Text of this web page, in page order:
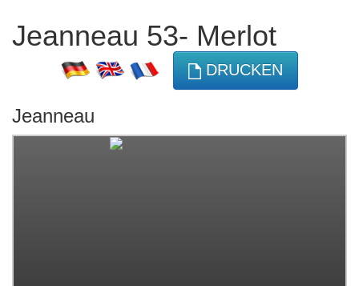
Jeanneau 53- Merlot
DRUCKEN
Jeanneau